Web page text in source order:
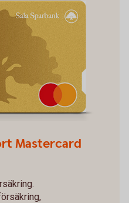
Mastercard